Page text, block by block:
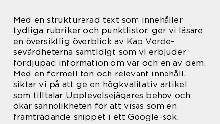
Med en strukturerad text som innehåller
tydliga rubriker och punktlistor, ger vi läsare
en översiktlig överblick av Kap Verde-
sevärdheterna samtidigt som vi erbjuder
fördjupad information om var och en av dem.
Med en formell ton och relevant innehåll,
siktar vi på att ge en högkvalitativ artikel
som tilltalar Upplevelsejägares behov och
ökar sannolikheten för att visas som en
framträdande snippet i ett Google-sök.